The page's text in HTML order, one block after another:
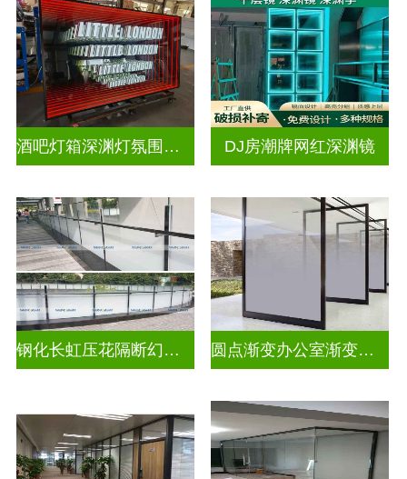
酒吧灯箱深渊灯氛围灯深渊镜 DJ房潮牌网红深渊镜
钢化长虹压花隔断幻彩炫彩渐变玻璃 圆点渐变办公室渐变隔断装饰玻璃